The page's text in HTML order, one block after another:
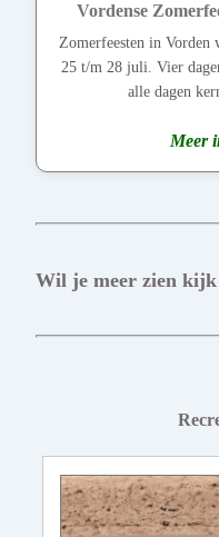
Vordense
Zomerfeesten in Vorden
25 t/m 28 juli. Vier
alle dagen
Meer
Wil je meer zien kijk